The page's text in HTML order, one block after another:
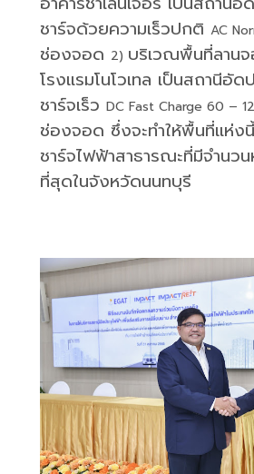
ชาร์จด้วยความเร็วปกติ AC
ช่องจอด 2) บริเวณพื้นที่ลาน
โรงแรมโนโวเทล เป็นสถานีอั
ชาร์จเร็ว DC Fast Charge 60 –
ช่องจอด ซึ่งจะทำให้พื้นที่แห่ง
ชาร์จไฟฟ้าสาธารณะที่มีจำนว
ที่สุดในจังหวัดนนทบุรี